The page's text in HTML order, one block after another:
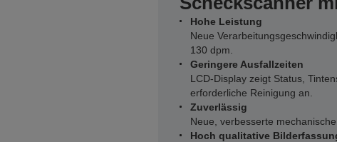
Hohe Leistung
Neue
130 dpm.
Geringere Ausfallzeiten
LCD-Display zeigt Status,
erforderliche Reinigung an.
Zuverlässig
Neue, verbesserte
Hoch qualitative